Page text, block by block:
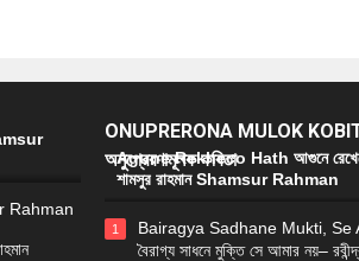
Rahman
ONUPRERONA MULOK
অনুপ্রেরণামূলক কবিতা
Agune Rekheco Hath আগুনে
শামসুর রাহমান Shamsur Rahman
1
Bairagya Sadhane Mukti, Se
বৈরাগ্য সাধনে মুক্তি সে আমার নয়–